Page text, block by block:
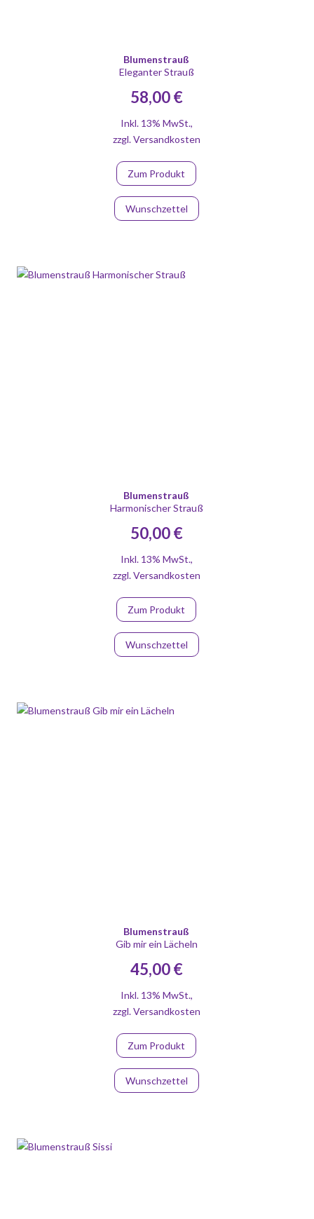
Blumenstrauß
Eleganter Strauß
58,00 €
Inkl. 13% MwSt.,
zzgl.Versandkosten
Zum Produkt
Wunschzettel
Blumenstrauß
Harmonischer Strauß
50,00 €
Inkl. 13% MwSt.,
zzgl.Versandkosten
Zum Produkt
Wunschzettel
Blumenstrauß
Gib mir ein Lächeln
45,00 €
Inkl. 13% MwSt.,
zzgl.Versandkosten
Zum Produkt
Wunschzettel